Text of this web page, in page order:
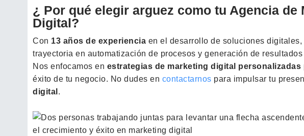
¿ Por qué elegir arguez como tu Agencia de
Digital?​
Con 13 años de experiencia en el desarrollo de soluciones digitales,
trayectoria en automatización de procesos y generación de
Nos enfocamos en estrategias de marketing digital personalizadas
éxito de tu negocio. No dudes en contactarnos para impulsar tu
digital .